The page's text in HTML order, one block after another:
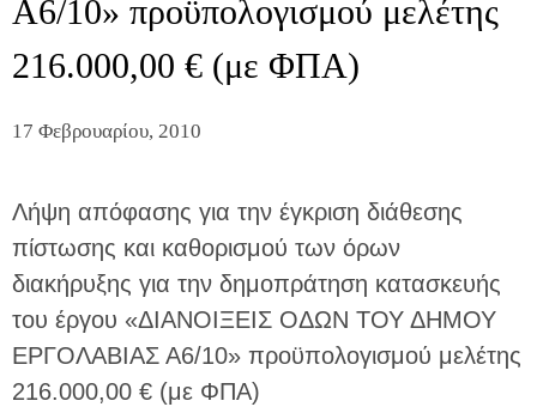
Α6/10» προϋπολογισμού μελέτης
216.000,00 € (με ΦΠΑ)
17 Φεβρουαρίου, 2010
Λήψη απόφασης για την έγκριση διάθεσης
πίστωσης και καθορισμού των όρων
διακήρυξης για την δημοπράτηση κατασκευής
του έργου «ΔΙΑΝΟΙΞΕΙΣ ΟΔΩΝ ΤΟΥ ΔΗΜΟΥ
ΕΡΓΟΛΑΒΙΑΣ Α6/10» προϋπολογισμού μελέτης
216.000,00 € (με ΦΠΑ)